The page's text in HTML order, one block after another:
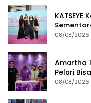
08/08/2026
Amartha
Pelari
08/08/2026